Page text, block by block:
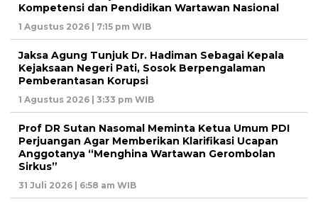
Kompetensi dan Pendidikan Wartawan Nasional
1 Agustus 2026 | 7:15 pm WIB
Jaksa Agung Tunjuk Dr. Hadiman Sebagai Kepala
Kejaksaan Negeri Pati, Sosok Berpengalaman
Pemberantasan Korupsi
1 Agustus 2026 | 3:33 pm WIB
Prof DR Sutan Nasomal Meminta Ketua Umum PDI
Perjuangan Agar Memberikan Klarifikasi Ucapan
Anggotanya “Menghina Wartawan Gerombolan
Sirkus”
31 Juli 2026 | 6:58 am WIB